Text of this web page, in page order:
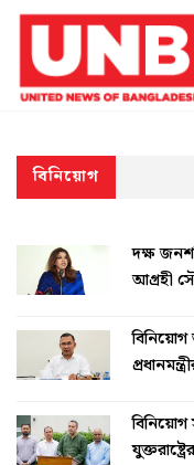
বিনিয়োগ
দক্ষ
আগ্রহী
বিনিয়োগ